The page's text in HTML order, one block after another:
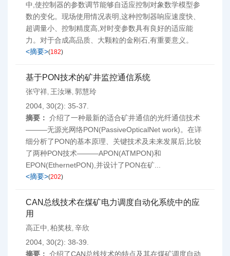
中,使控制器的参数调节能够自适应控制对象数学模型参
数的变化。现场使用情况表明,这种控制器响应速度快、
超调量小、控制精度高,对时变参数具有良好的适应能
力。对于合成高品质、大颗粒的金刚石,有重要意义。
<摘要>(182)
基于PON技术的矿井监控通信系统
张守祥, 王汝琳, 郭慧玲
2004, 30(2): 35-37.
摘要： 介绍了一种最新的适合矿井通信的光纤通信技术
———无源光网络PON(PassiveOpticalNet work)。在详
细分析了PON的基本原理、关键技术及未来发展后,比较
了两种PON技术———APON(ATMPON)和
EPON(EthernetPON),并设计了PON在矿...
<摘要>(202)
CAN总线技术在煤矿电力调度自动化系统中的应
用
高正中 , 柏奖枝, 辛欣
2004, 30(2): 38-39.
摘要： 介绍了CAN总线技术的特点及其在煤矿调度自动